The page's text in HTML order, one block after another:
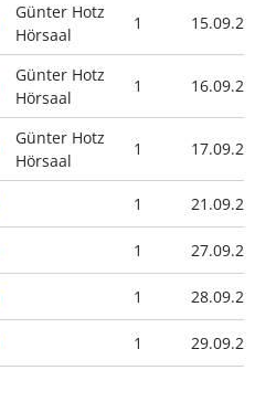
Günter Hotz
Hörsaal
1 15.09.21
Günter Hotz
Hörsaal
1 16.09.21
Günter Hotz
Hörsaal
1 17.09.21
1 21.09.21
1 27.09.21
1 28.09.21
1 29.09.21